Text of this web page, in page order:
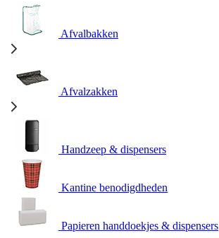
Afvalbakken
Afvalzakken
Handzeep & dispensers
Kantine benodigdheden
Papieren handdoekjes & dispensers